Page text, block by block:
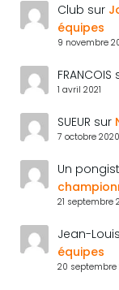
Club sur
équipes
9 novembre
FRANCOIS
1 avril 2021
SUEUR sur
7 octobre 2020
Un
21 septembre
Jean-Louis
équipes
20 septembre